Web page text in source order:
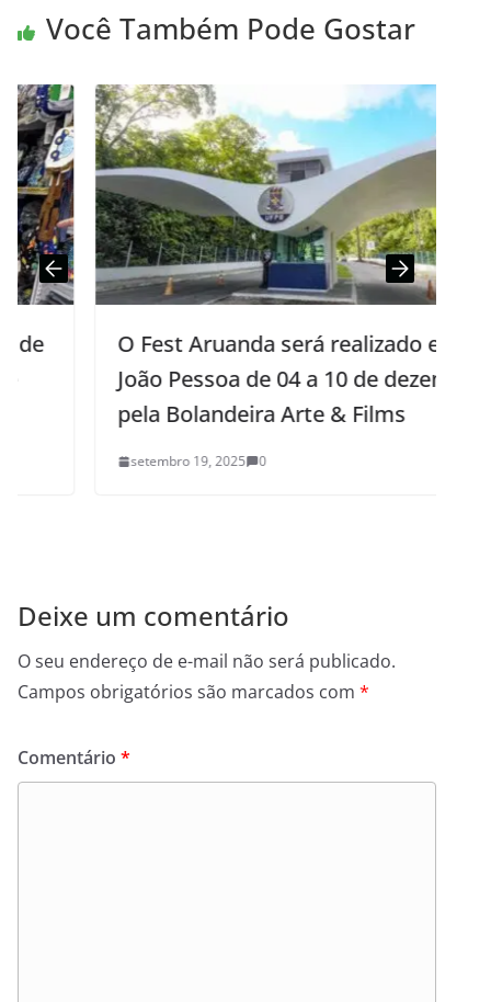
Você Também Pode Gostar
O Fest Aruanda será realizado em
João Pessoa de 04 a 10 de dezembro
pela Bolandeira Arte & Films
setembro 19, 2025 0
Deixe um comentário
O seu endereço de e-mail não será publicado.
Campos obrigatórios são marcados com *
Comentário *